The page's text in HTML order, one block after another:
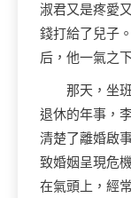
淑君又是疼愛
錢打給了兒子
后，他一氣之
那天，坐
退休的年事，
清楚了離婚啟
致婚姻呈現危
在氣頭上，經